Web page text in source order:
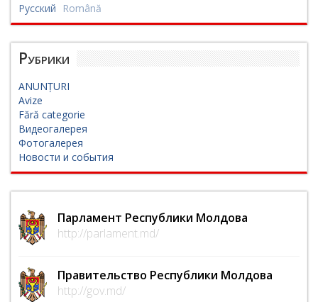
Русский Română
Рубрики
ANUNȚURI
Avize
Fără categorie
Видеогалерея
Фотогалерея
Новости и события
Парламент Республики Молдова
http://parlament.md/
Правительство Республики Молдова
http://gov.md/